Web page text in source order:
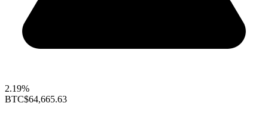
2.19%
BTC$64,665.63